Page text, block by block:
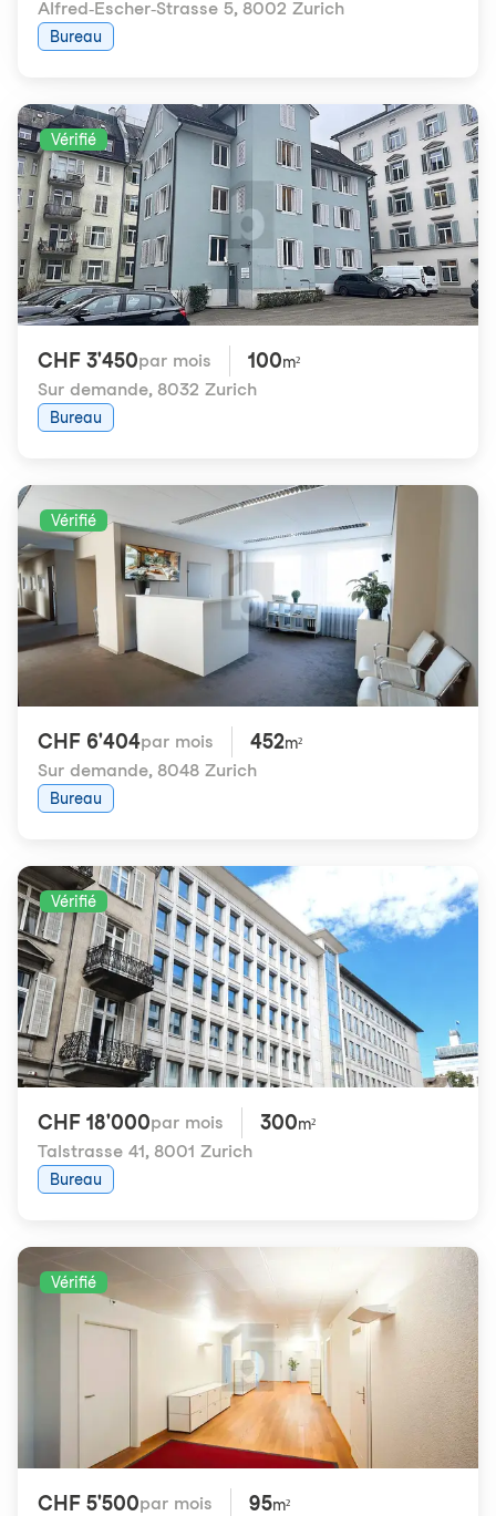
Alfred-Escher-Strasse 5, 8002 Zurich
Bureau
Vérifié
CHF 3'450par mois 100m²
Sur demande, 8032 Zurich
Bureau
Vérifié
CHF 6'404par mois 452m²
Sur demande, 8048 Zurich
Bureau
Vérifié
CHF 18'000par mois 300m²
Talstrasse 41, 8001 Zurich
Bureau
Vérifié
CHF 5'500par mois 95m²